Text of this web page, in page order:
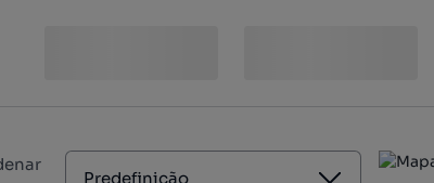
Predefinição